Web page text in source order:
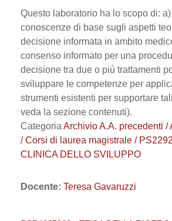
Questo laboratorio ha lo scopo di:
conoscenze di base sugli aspetti
decisione informata in ambito
consenso informato per una
decisione tra due o più trattamenti
sviluppare le competenze per
strumenti esistenti per supportare
veda la sezione contenuti).
Categoria Archivio A.A. precedenti /
/ Corsi di laurea magistrale /
CLINICA DELLO SVILUPPO
Docente: Teresa Gavaruzzi